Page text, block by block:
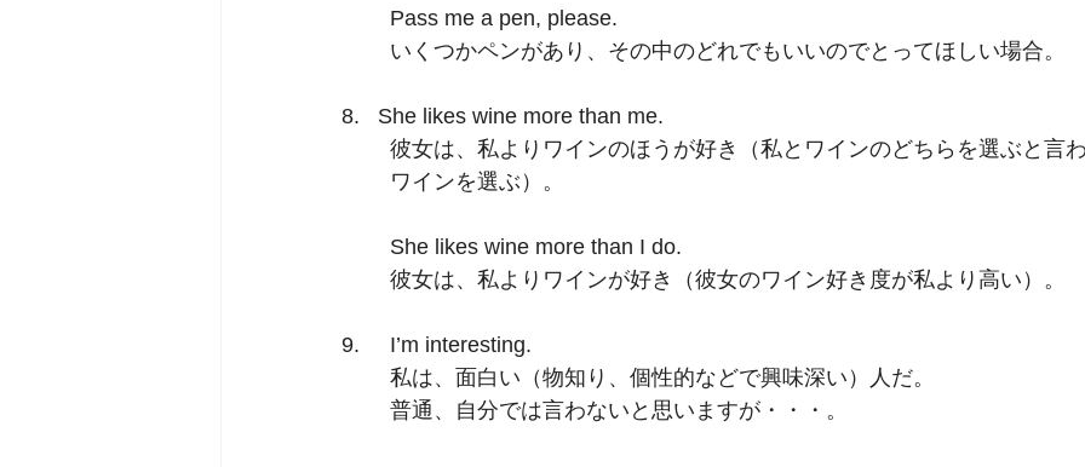
	Pass me a pen, please.
	いくつかペンがあり、その中のどれでもいいのでとってほしい場合。
8.   She likes wine more than me.
彼女は、私よりワインのほうが好き（私とワインのどちらを選ぶと言わ
	ワインを選ぶ）。
	She likes wine more than I do.
	彼女は、私よりワインが好き（彼女のワイン好き度が私より高い）。
9.  	I’m interesting.
	私は、面白い（物知り、個性的などで興味深い）人だ。
	普通、自分では言わないと思いますが・・・。